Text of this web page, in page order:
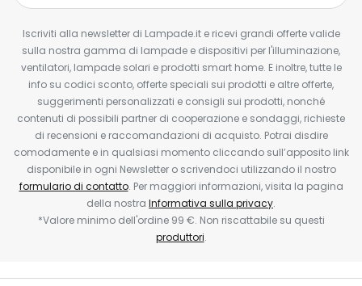
Iscriviti alla newsletter di Lampade.it e ricevi grandi offerte valide
sulla nostra gamma di lampade e dispositivi per l'illuminazione,
ventilatori, lampade solari e prodotti smart home. E inoltre, tutte le
info su codici sconto, offerte speciali sui prodotti e altre offerte,
suggerimenti personalizzati e consigli sui prodotti, nonché
contenuti di possibili partner di cooperazione e sondaggi, richieste
di recensioni e raccomandazioni di acquisto. Potrai disdire
comodamente e in qualsiasi momento cliccando sull’apposito link
disponibile in ogni Newsletter o scrivendoci utilizzando il nostro
formulario di contatto. Per maggiori informazioni, visita la pagina
della nostra Informativa sulla privacy.
*Valore minimo dell'ordine 99 €. Non riscattabile su questi
produttori.